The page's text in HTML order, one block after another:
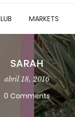
MARKETS
SARAH
abril 18, 2016
0 Comments